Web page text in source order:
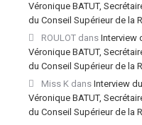
Véronique BATUT,
du Conseil Supérieur de la
ROULOT dans Interview
Véronique BATUT,
du Conseil Supérieur de la
Miss K dans Interview
Véronique BATUT,
du Conseil Supérieur de la